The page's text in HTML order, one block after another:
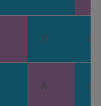
O O
A O